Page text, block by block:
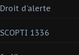
d'alerte
1336